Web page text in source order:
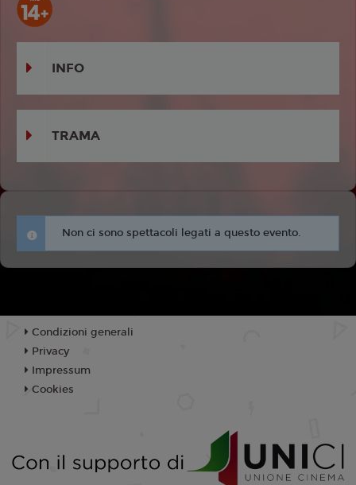
INFO
TRAMA
Non ci sono spettacoli legati a questo evento.
Condizioni generali
Privacy
Impressum
Cookies